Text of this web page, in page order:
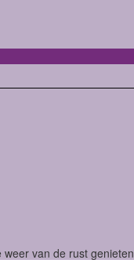
van de rust genieten